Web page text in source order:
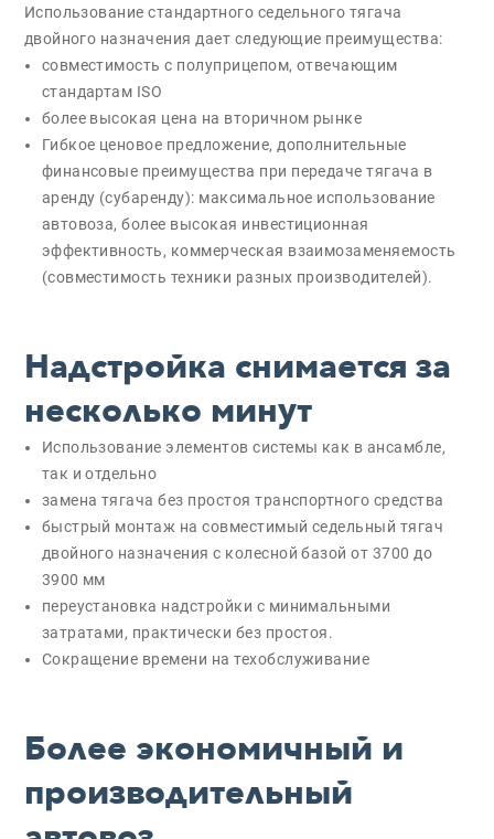
Использование стандартного седельного тягача
двойного назначения дает следующие преимущества:
совместимость с полуприцепом, отвечающим
стандартам ISO
более высокая цена на вторичном рынке
Гибкое ценовое предложение, дополнительные
финансовые преимущества при передаче тягача в
аренду (субаренду): максимальное использование
автовоза, более высокая инвестиционная
эффективность, коммерческая взаимозаменяемость
(совместимость техники разных производителей).
Надстройка снимается за
несколько минут
Использование элементов системы как в ансамбле,
так и отдельно
замена тягача без простоя транспортного средства
быстрый монтаж на совместимый седельный тягач
двойного назначения с колесной базой от 3700 до
3900 мм
переустановка надстройки с минимальными
затратами, практически без простоя.
Сокращение времени на техобслуживание
Более экономичный и
производительный